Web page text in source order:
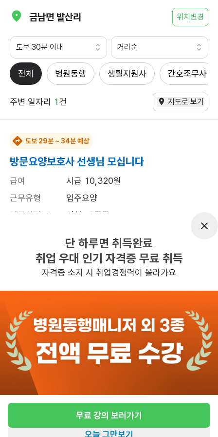
금남면 발산리 위치변경
도보 30분 이내 거리순
전체 병원동행 생활지원사 간호조무사
주변 일자리 1건 지도로 보기
도보 29분 ~ 34분 예상
방문요양보호사 선생님 모십니다
급여
시급 10,320원
근무유형
입주요양
어르신정보
여성 · 3등급
평일 : (근무시간) (오전) 9시 00분 ~ (정
오) 12시 00분, 주 6일 근무
관심 일자리정보 더보기
5일전등록
반경 3KM 이내의 일자리 확인하기
단 하루면 취득완료
취업 우대 인기 자격증 무료 취득
자격증 소지 시 취업경쟁력이 올라가요
무료 강의 보러가기
오늘 그만보기